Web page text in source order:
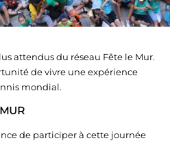
attendus du réseau Fête le Mur.
de vivre une expérience
mondial.
de participer à cette journée